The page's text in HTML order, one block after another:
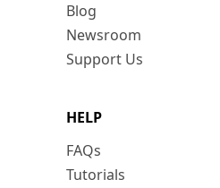
Blog
Newsroom
Support Us
HELP
FAQs
Tutorials